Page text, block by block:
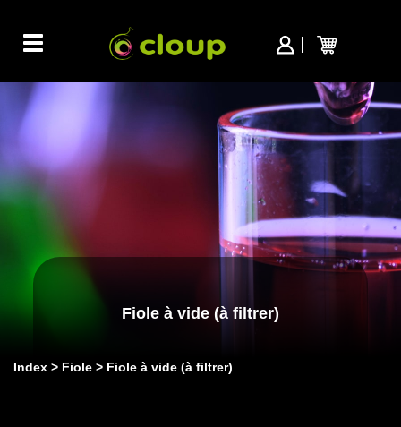
Toggle
navigation
Fiole à vide (à filtrer)
Index Fiole Fiole à vide (à filtrer)